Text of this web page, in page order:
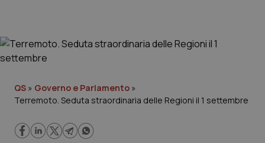
Governo e Parlamento
Regioni e Asl
QS » Governo e Parlamento »
Terremoto. Seduta straordinaria delle Regioni il 1 settembre